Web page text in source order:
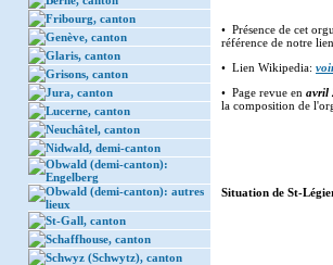
Fribourg, canton
Genève, canton
Glaris, canton
Grisons, canton
Jura, canton
Lucerne, canton
Neuchâtel, canton
Nidwald, demi-canton
Obwald (demi-canton):
Engelberg
Obwald (demi-canton): autres
lieux
St-Gall, canton
Schaffhouse, canton
Schwyz (Schwytz), canton
• Présence de cet
référence de notre
• Lien Wikipedia:
• Page revue en avril
la composition de
Situation de St-